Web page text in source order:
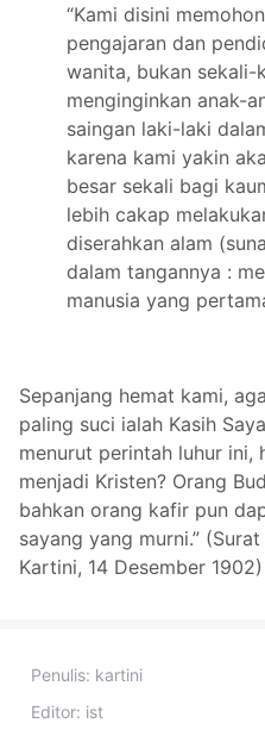
“Kami disini
pengajaran dan
wanita, bukan sekali-
menginginkan anak-
saingan laki-laki
karena kami yakin
besar sekali bagi
lebih cakap
diserahkan alam
dalam tangannya :
manusia yang
Sepanjang hemat kami,
paling suci ialah Kasih
menurut perintah luhur ini,
menjadi Kristen? Orang
bahkan orang kafir pun
sayang yang murni.”
Kartini, 14 Desember 1902)
Penulis: kartini
Editor: ist